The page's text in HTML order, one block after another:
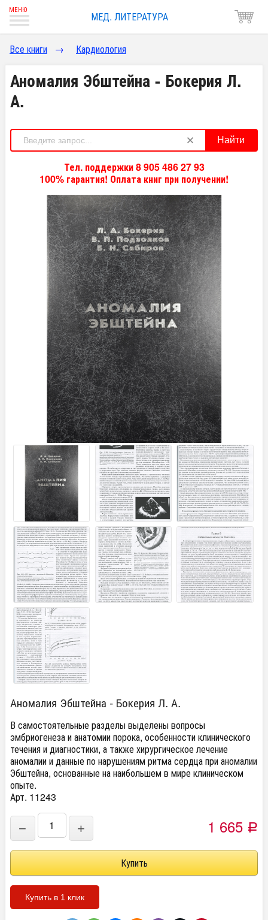
МЕД. ЛИТЕРАТУРА
Все книги → Кардиология
Аномалия Эбштейна - Бокерия Л.
А.
Найти
Тел. поддержки 8 905 486 27 93
100% гарантия! Оплата книг при получении!
Аномалия Эбштейна - Бокерия Л. А.
В самостоятельные разделы выделены вопросы
эмбриогенеза и анатомии порока, особенности клинического
течения и диагностики, а также хирургическое лечение
аномалии и данные по нарушениям ритма сердца при аномалии
Эбштейна, основанные на наибольшем в мире клиническом
опыте.
Арт. 11243
− + 1 665 Р
Купить в 1 клик